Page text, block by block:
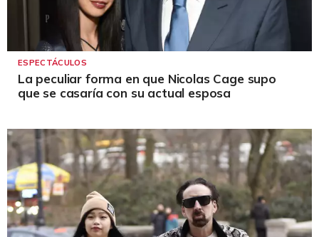
ESPECTÁCULOS
La peculiar forma en que Nicolas Cage supo
que se casaría con su actual esposa